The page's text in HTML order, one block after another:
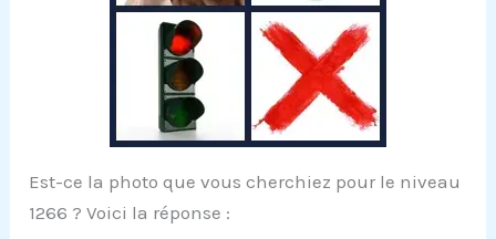
Est-ce la photo que vous cherchiez pour le niveau
1266 ? Voici la réponse :